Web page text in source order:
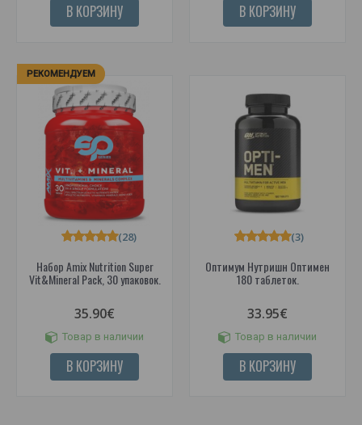
В КОРЗИНУ В КОРЗИНУ
РЕКОМЕНДУЕМ
Набор Amix Nutrition Super
Vit&Mineral Pack, 30 упаковок.
(28)
35.90€
Товар в наличии
В КОРЗИНУ
Оптимум Нутришн Оптимен
180 таблеток.
(3)
33.95€
Товар в наличии
В КОРЗИНУ